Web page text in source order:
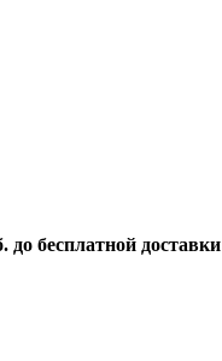
до бесплатной доставки